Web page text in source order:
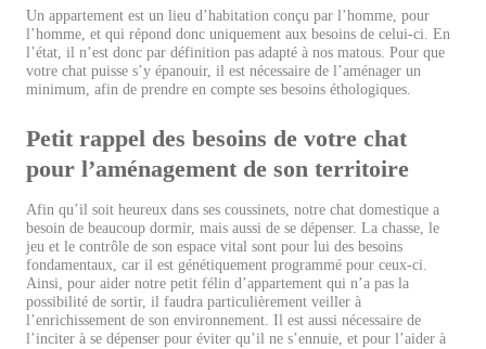
Un appartement est un lieu d’habitation conçu par l’homme, pour
l’homme, et qui répond donc uniquement aux besoins de celui-ci. En
l’état, il n’est donc par définition pas adapté à nos matous. Pour que
votre chat puisse s’y épanouir, il est nécessaire de l’aménager un
minimum, afin de prendre en compte ses besoins éthologiques.
Petit rappel des besoins de votre chat
pour l’aménagement de son territoire
Afin qu’il soit heureux dans ses coussinets, notre chat domestique a
besoin de beaucoup dormir, mais aussi de se dépenser. La chasse, le
jeu et le contrôle de son espace vital sont pour lui des besoins
fondamentaux, car il est génétiquement programmé pour ceux-ci.
Ainsi, pour aider notre petit félin d’appartement qui n’a pas la
possibilité de sortir, il faudra particulièrement veiller à
l’enrichissement de son environnement. Il est aussi nécessaire de
l’inciter à se dépenser pour éviter qu’il ne s’ennuie, et pour l’aider à